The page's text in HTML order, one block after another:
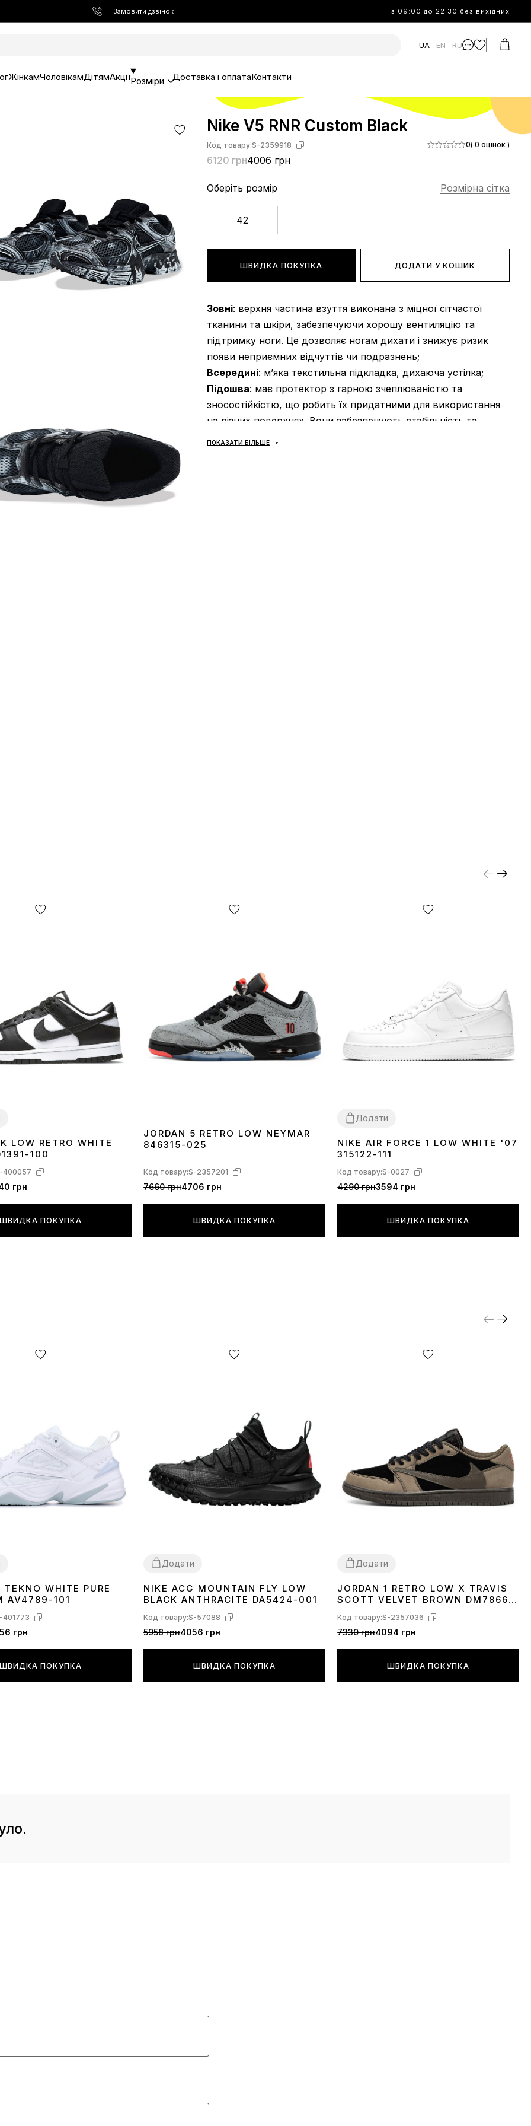
Замовити дзвінок з 09:00 до 22:30 без вихідних
UA EN RU
ЖінкамЧоловікамДітямАкціїРозміри Доставка і оплатаКонтакти
Nike V5 RNR Custom Black
Код товару:S-2359918
6120 грн4006 грн
0( 0 оцінок )
Оберіть розмір Розмірна сітка
42
ШВИДКА ПОКУПКА ДОДАТИ У КОШИК
Зовні: верхня частина взуття виконана з міцної сітчастої
тканини та шкіри, забезпечуючи хорошу вентиляцію та
підтримку ноги. Це дозволяє ногам дихати і знижує ризик
появи неприємних відчуттів чи подразнень;
Всередині: м’яка текстильна підкладка, дихаюча устілка;
Підошва: має протектор з гарною зчеплюваністю та
зносостійкістю, що робить їх придатними для використання
на різних поверхнях. Вони забезпечують стабільність та
ПОКАЗАТИ БІЛЬШЕ
414243 4445
LOW RETRO WHITE
100
400057
грн
ШВИДКА ПОКУПКА
JORDAN 5 RETRO LOW NEYMAR
846315-025
Код товару:S-2357201
7660 грн4706 грн
ШВИДКА ПОКУПКА
Додати
3637 38 39 40414243 444546
NIKE AIR FORCE 1 LOW WHITE '07
315122-111
Код товару:S-0027
4290 грн3594 грн
ШВИДКА ПОКУПКА
41 434445WHITE PURE
AV4789-101
401773
грн
ШВИДКА ПОКУПКА
Додати
44
NIKE ACG MOUNTAIN FLY LOW
BLACK ANTHRACITE DA5424-001
Код товару:S-57088
5958 грн4056 грн
ШВИДКА ПОКУПКА
Додати
40414245
JORDAN 1 RETRO LOW X TRAVIS
SCOTT VELVET BROWN DM7866-
Код товару:S-2357036
7330 грн4094 грн
ШВИДКА ПОКУПКА